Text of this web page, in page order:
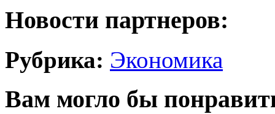
Новости партнеров:
Рубрика: Экономика
Вам могло бы